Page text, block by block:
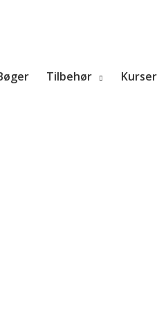
Tilbehør Kurser